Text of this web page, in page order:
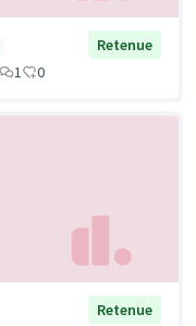
Retenue
1 0
Retenue